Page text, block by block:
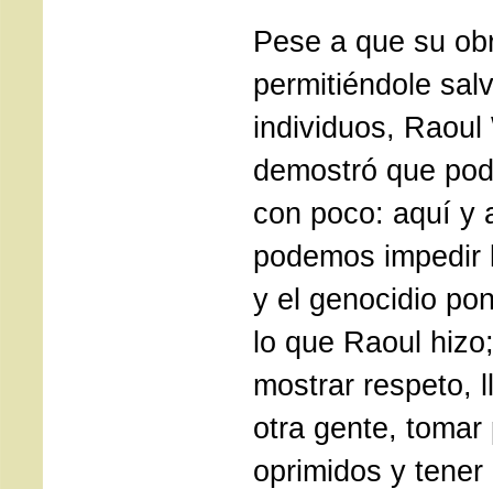
Pese a que su
permitiéndole
individuos, Raoul
demostró que
con poco: aquí y
podemos
y el genocidio
lo que Raoul
mostrar respeto,
otra gente,
oprimidos y